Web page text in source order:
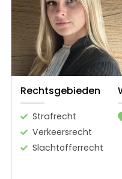
Rechtsgebieden
Strafrecht
Verkeersrecht
Slachtofferrecht